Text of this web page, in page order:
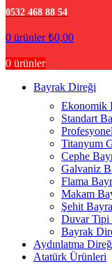
0532 468 88 54
0 ürünler ₺0,00
0 ürünler
Bayrak Direği
Ekonomik
Standart
Titanyum
Cephe
Galvaniz
Flama
Makam
Şehit
Duvar Tipi
Bayrak
Aydınlatma
Atatürk Ürünleri